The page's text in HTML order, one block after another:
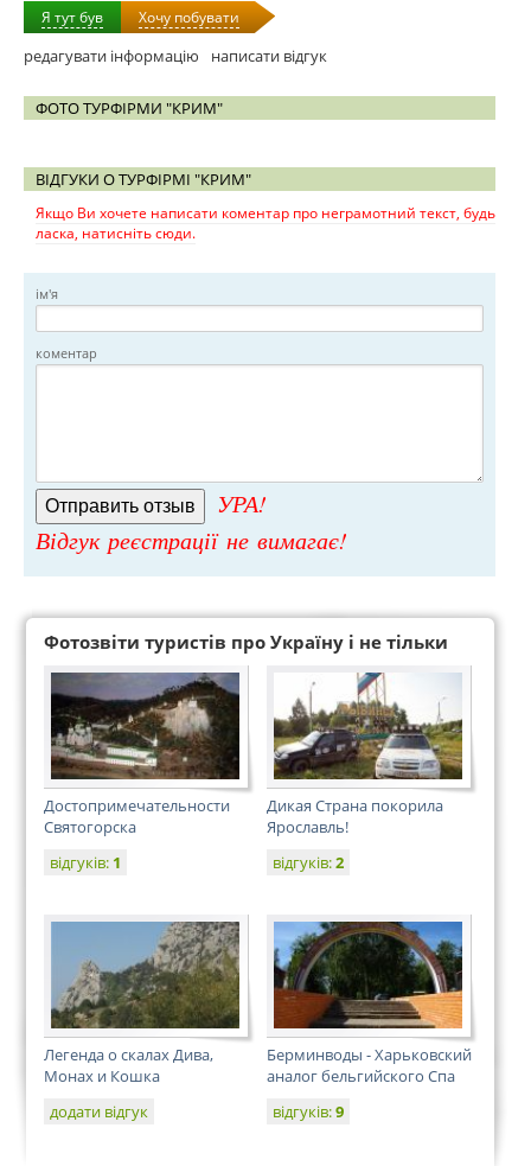
Я тут був Хочу побувати
редагувати інформацію написати відгук
ФОТО ТУРФІРМИ "КРИМ"
ВІДГУКИ О ТУРФІРМІ "КРИМ"
Якщо Ви хочете написати коментар про неграмотний текст, будь
ласка, натисніть сюди.
ім'я
коментар
УРА!
Відгук реєстрації не вимагає!
Фотозвіти туристів про Україну і не тільки
Достопримечательности
Святогорска
відгуків: 1
Дикая Страна покорила
Ярославль!
відгуків:2
Легенда о скалах Дива,
Монах и Кошка
додати відгук
Берминводы - Харьковский
аналог бельгийского Спа
відгуків:9